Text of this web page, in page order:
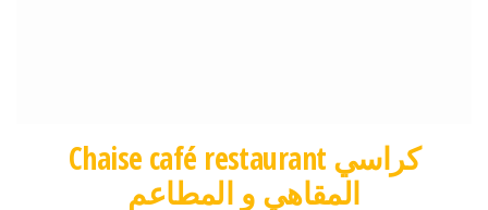
Chaise café restaurant كراسي
المقاهي و المطاعم